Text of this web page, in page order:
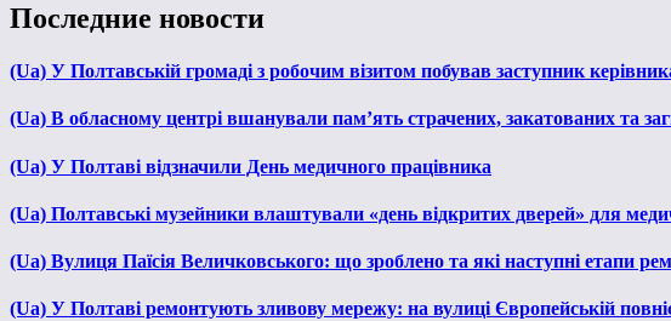
Последние новости
(Ua) У Полтавській громаді з робочим візитом побував заступник
(Ua) В обласному центрі вшанували пам’ять страчених, закатованих та
(Ua) У Полтаві відзначили День медичного працівника
(Ua) Полтавські музейники влаштували «день відкритих дверей» для
(Ua) Вулиця Паїсія Величковського: що зроблено та які наступні етапи
(Ua) У Полтаві ремонтують зливову мережу: на вулиці Європейській